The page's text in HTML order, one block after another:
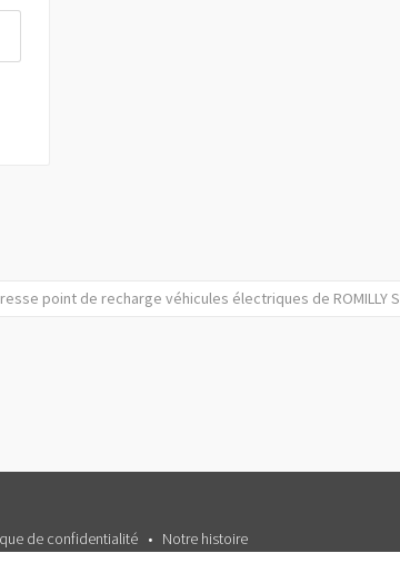
point de recharge véhicules électriques de ROMILLY
de confidentialité Notre histoire